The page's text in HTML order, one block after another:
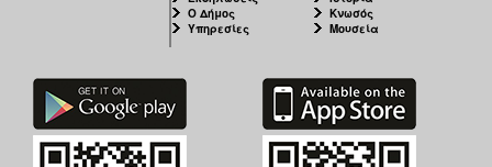
Ο Δήμος
Υπηρεσίες
Κνωσός
Μουσεία